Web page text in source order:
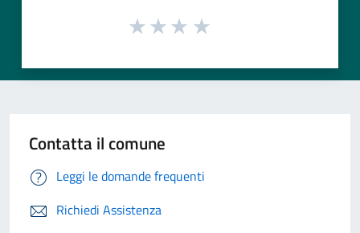
Contatta il comune
Leggi le domande frequenti
Richiedi Assistenza